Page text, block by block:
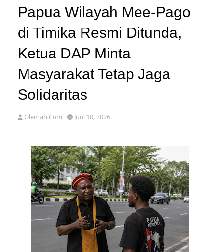
Papua Wilayah Mee-Pago
di Timika Resmi Ditunda,
Ketua DAP Minta
Masyarakat Tetap Jaga
Solidaritas
Olemah.Com Juni 10, 2026